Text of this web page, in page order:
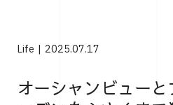
Life 2025.07.17
オーシャンビュー